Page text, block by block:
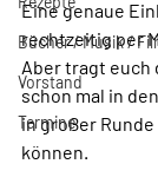
Bücher / Musik /
Vorstand
Termine
Eine genaue
rechtzeitig per
Aber tragt euch
schon mal in
in großer
können.